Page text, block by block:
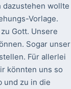
dazustehen wollte
Vorlage.
Gott. Unsere
Sogar unser
Für allerlei
könnten uns so
und zu in die